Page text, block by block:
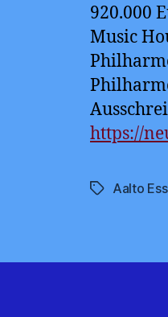
920.000
Music
https://
Aalto